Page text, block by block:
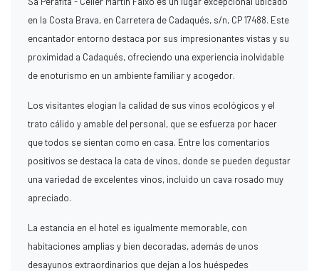
en la Costa Brava, en Carretera de Cadaqués, s/n, CP 17488. Este
encantador entorno destaca por sus impresionantes vistas y su
proximidad a Cadaqués, ofreciendo una experiencia inolvidable
de enoturismo en un ambiente familiar y acogedor.
Los visitantes elogian la calidad de sus vinos ecológicos y el
trato cálido y amable del personal, que se esfuerza por hacer
que todos se sientan como en casa. Entre los comentarios
positivos se destaca la cata de vinos, donde se pueden degustar
una variedad de excelentes vinos, incluido un cava rosado muy
apreciado.
La estancia en el hotel es igualmente memorable, con
habitaciones amplias y bien decoradas, además de unos
desayunos extraordinarios que dejan a los huéspedes